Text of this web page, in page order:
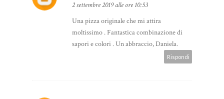
2 settembre 2019 alle ore 10:53
Una pizza originale che mi attira
moltissimo . Fantastica combinazione di
sapori e colori . Un abbraccio, Daniela.
Rispondi